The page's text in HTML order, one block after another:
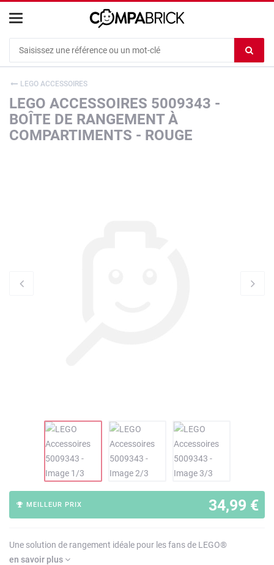
le
LEGO ACCESSOIRES
LEGO ACCESSOIRES 5009343 -
BOÎTE DE RANGEMENT À
COMPARTIMENTS - ROUGE
34,99 €
MEILLEUR PRIX
Une solution de rangement idéale pour les fans de LEGO®
en savoir plus
Cookies management panel